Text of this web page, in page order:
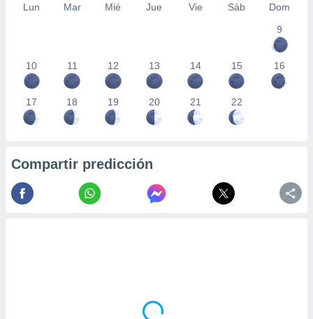
Lun Mar Mié Jue Vie Sáb
Dom
9
10 11 12 13 14 15 16
17 18 19 20 21 22
Compartir predicción